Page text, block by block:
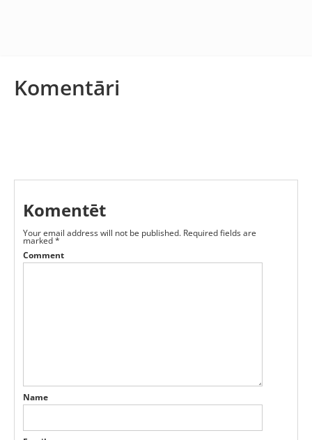
Komentāri
Komentēt
Your email address will not be published. Required fields are
marked*
Comment
Name